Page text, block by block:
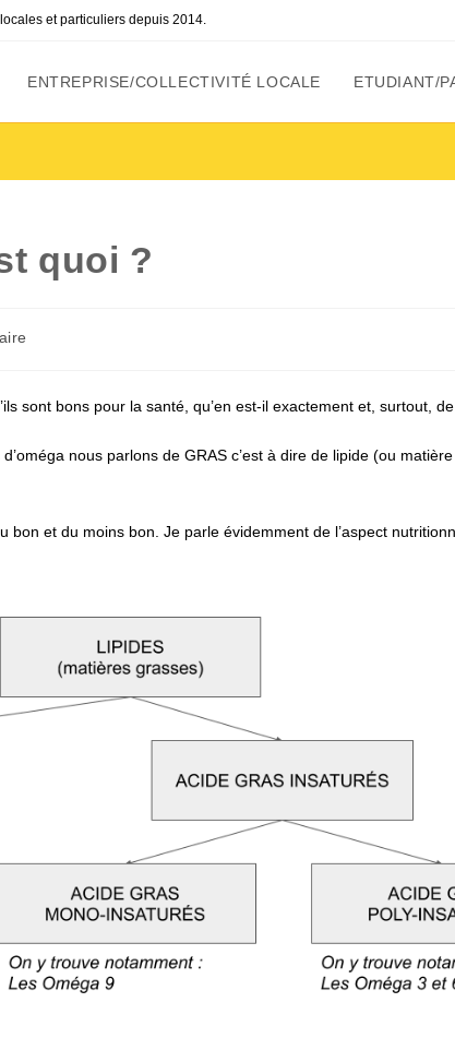
et particuliers depuis 2014.
ENTREPRISE/COLLECTIVITÉ LOCALE ETUDIANT/
quoi ?
sont bons pour la santé, qu’en est-il exactement et, surtout, de
nous parlons de GRAS c’est à dire de lipide (ou matière
bon et du moins bon. Je parle évidemment de l’aspect